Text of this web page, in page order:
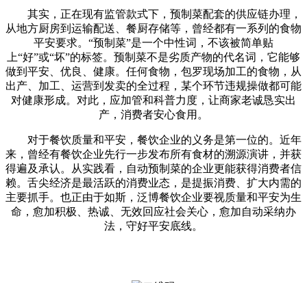
其实，正在现有监管款式下，预制菜配套的供应链办理，
从地方厨房到运输配送、餐厨存储等，曾经都有一系列的食物
平安要求。“预制菜”是一个中性词，不该被简单贴
上“好”或“坏”的标签。预制菜不是劣质产物的代名词，它能够
做到平安、优良、健康。任何食物，包罗现场加工的食物，从
出产、加工、运营到发卖的全过程，某个环节违规操做都可能
对健康形成。对此，应加管和科普力度，让商家老诚恳实出
产，消费者安心食用。
对于餐饮质量和平安，餐饮企业的义务是第一位的。近年
来，曾经有餐饮企业先行一步发布所有食材的溯源演讲，并获
得遍及承认。从实践看，自动预制菜的企业更能获得消费者信
赖。舌尖经济是最活跃的消费业态，是提振消费、扩大内需的
主要抓手。也正由于如斯，泛博餐饮企业要视质量和平安为生
命，愈加积极、热诚、无效回应社会关心，愈加自动采纳办
法，守好平安底线。